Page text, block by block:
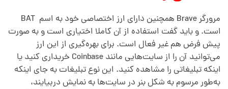
ی
ب
مرورگر Brave همچنین دارای ارز اختصاصی خود به اسم BAT
است. و باید گفت استفاده از آن کاملا اختیاری است و به صورت
پیش فرض هم غیر فعال است. برای بهره‌گیری از این ارز
می‌توانید آن را از سایت‌هایی مانند Coinbase خریداری کنید یا
اینکه تبلیغاتی را مشاهده کنید. این نوع تبلیغات به جای اینکه
به‌طور مرسوم به شکل بنر در سایت‌ها به نمایش دربیایند،